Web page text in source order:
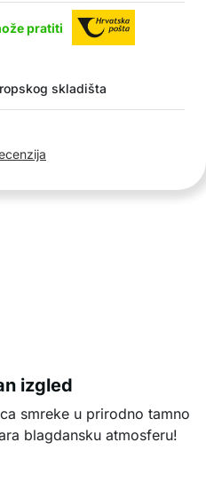
pratiti
skladišta
izgled
smreke u prirodno tamno
blagdansku atmosferu!